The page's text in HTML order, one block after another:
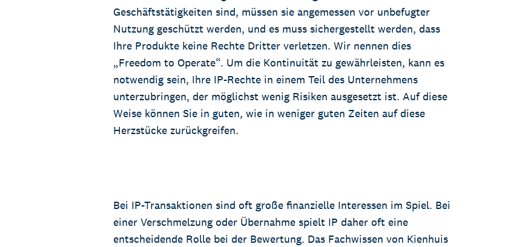
Geschäftstätigkeiten sind, müssen sie angemessen vor unbefugter
Nutzung geschützt werden, und es muss sichergestellt werden, dass
Ihre Produkte keine Rechte Dritter verletzen. Wir nennen dies
„Freedom to Operate“. Um die Kontinuität zu gewährleisten, kann es
notwendig sein, Ihre IP-Rechte in einem Teil des Unternehmens
unterzubringen, der möglichst wenig Risiken ausgesetzt ist. Auf diese
Weise können Sie in guten, wie in weniger guten Zeiten auf diese
Herzstücke zurückgreifen.
Bei IP-Transaktionen sind oft große finanzielle Interessen im Spiel. Bei
einer Verschmelzung oder Übernahme spielt IP daher oft eine
entscheidende Rolle bei der Bewertung. Das Fachwissen von Kienhuis